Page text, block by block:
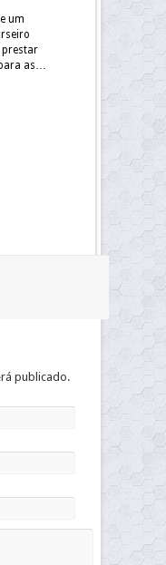
um
prestar
as…
publicado.